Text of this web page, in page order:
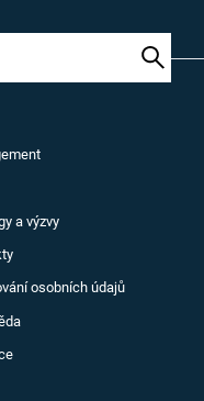
a výzvy
osobních údajů